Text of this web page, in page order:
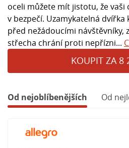
oceli můžete mít jistotu, že
v bezpečí. Uzamykatelná
před nežádoucími návštěvníky,
střecha chrání proti nepřízni...
KOUPIT ZA 8
Od nejoblíbenějších Od